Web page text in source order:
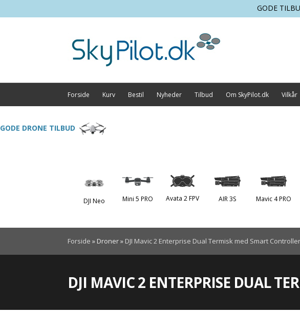
GODE
Forside Kurv Bestil Nyheder Tilbud Om SkyPilot.dk Vilkår
GODE DRONE TILBUD
DJI Neo Mini 5 PRO Avata 2 FPV AIR 3S Mavic 4 PRO
Forside » Droner» DJI Mavic 2 Enterprise Dual Termisk med Smart Controller
DJI MAVIC 2 ENTERPRISE DUAL